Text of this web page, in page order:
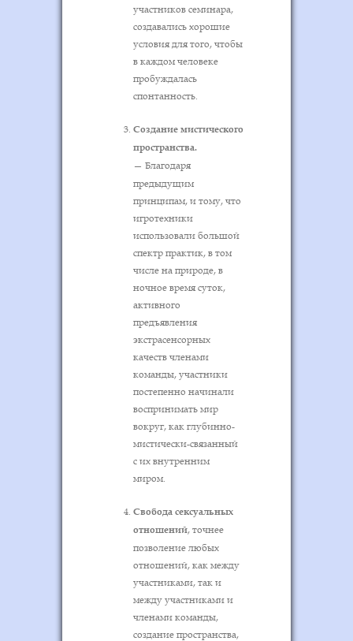
участников семинара,
создавались хорошие
условия для того, чтобы
в каждом человеке
пробуждалась
спонтанность.
Создание мистического
пространства.
— Благодаря
предыдущим
принципам, и тому, что
игротехники
использовали большой
спектр практик, в том
числе на природе, в
ночное время суток,
активного
предъявления
экстрасенсорных
качеств членами
команды, участники
постепенно начинали
воспринимать мир
вокруг, как глубинно-
мистически-связанный
с их внутренним
миром.
Свобода сексуальных
отношений, точнее
позволение любых
отношений, как между
участниками, так и
между участниками и
членами команды,
создание пространства,